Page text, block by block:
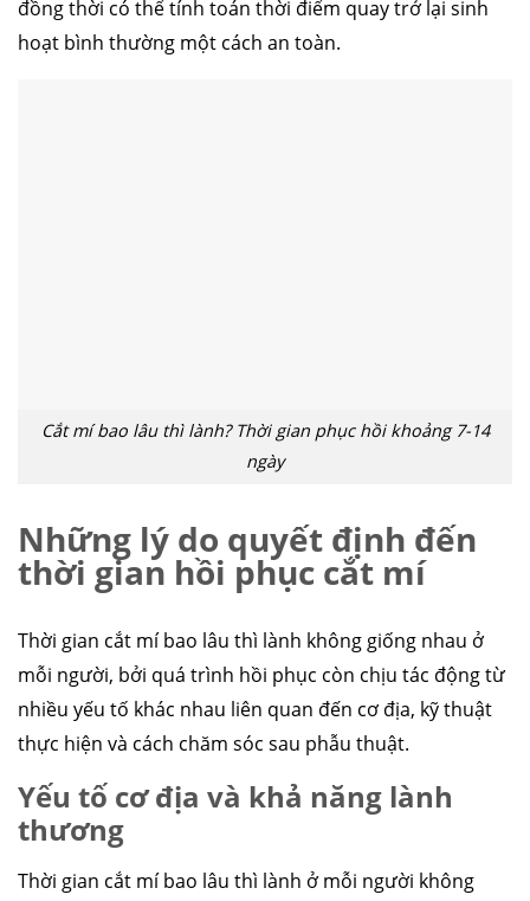
đồng thời có thể tính toán thời điểm quay trở lại sinh
hoạt bình thường một cách an toàn.
Cắt mí bao lâu thì lành? Thời gian phục hồi khoảng 7-14
ngày
Những lý do quyết định đến
thời gian hồi phục cắt mí
Thời gian cắt mí bao lâu thì lành không giống nhau ở
mỗi người, bởi quá trình hồi phục còn chịu tác động từ
nhiều yếu tố khác nhau liên quan đến cơ địa, kỹ thuật
thực hiện và cách chăm sóc sau phẫu thuật.
Yếu tố cơ địa và khả năng lành
thương
Thời gian cắt mí bao lâu thì lành ở mỗi người không